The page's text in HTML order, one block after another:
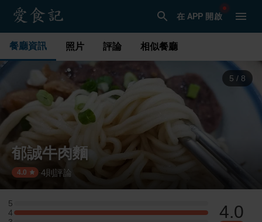
在 APP 開啟
餐廳資訊 照片 評論 相似餐廳
5 / 8
郁誠牛肉麵
4.0 ·4則評論
5
5 星：0 則評論
4
4 星：1 則評論 4.0